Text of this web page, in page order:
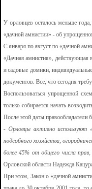
У орловцев осталось меньше
«дачной амнистии» - об
С января по август по «дачной
«Дачная амнистия», действующая
и садовые домики,
документов. Все, что сегодня
Воспользоваться упрощенной
только собирается начать
После этой даты правообладатели
- Орловцы активно используют
подсобного хозяйства,
более 45% от общего числа
Орловской области Надежда
При этом, Закон о «дачной